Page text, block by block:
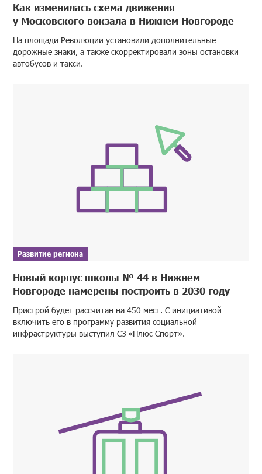
Как изменилась схема движения
у Московского вокзала в Нижнем Новгороде
На площади Революции установили дополнительные
дорожные знаки, а также скорректировали зоны остановки
автобусов и такси.
Развитие региона
Новый корпус школы № 44 в Нижнем
Новгороде намерены построить в 2030 году
Пристрой будет рассчитан на 450 мест. С инициативой
включить его в программу развития социальной
инфраструктуры выступил СЗ «Плюс Спорт».